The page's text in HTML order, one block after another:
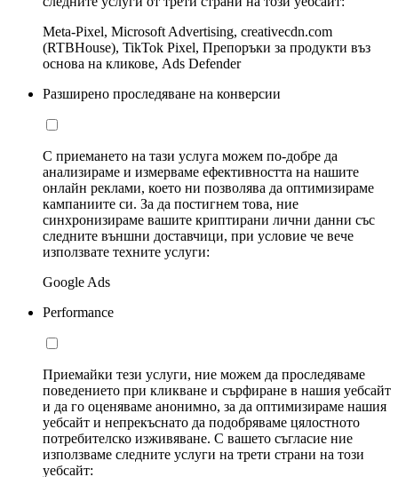
Meta-Pixel, Microsoft Advertising, creativecdn.com
(RTBHouse), TikTok Pixel, Препоръки за продукти въз
основа на кликове, Ads Defender
Разширено проследяване на конверсии
С приемането на тази услуга можем по-добре да
анализираме и измерваме ефективността на нашите
онлайн реклами, което ни позволява да оптимизираме
кампаниите си. За да постигнем това, ние
синхронизираме вашите криптирани лични данни със
следните външни доставчици, при условие че вече
използвате техните услуги:
Google Ads
Performance
Приемайки тези услуги, ние можем да проследяваме
поведението при кликване и сърфиране в нашия уебсайт
и да го оценяваме анонимно, за да оптимизираме нашия
уебсайт и непрекъснато да подобряваме цялостното
потребителско изживяване. С вашето съгласие ние
използваме следните услуги на трети страни на този
уебсайт: